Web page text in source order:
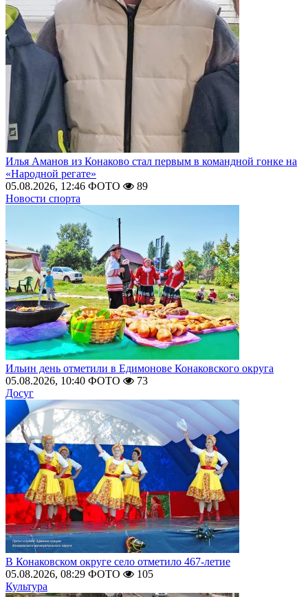
Илья Аманов из Конаково стал первым в командной гонке на
«Народной регате»
05.08.2026, 12:46 ФОТО
89
Новости спорта
Ильин день отметили в Едимонове Конаковского округа
05.08.2026, 10:40 ФОТО
73
Досуг
В Конаковском округе село отметило 467-летие
05.08.2026, 08:29 ФОТО
105
Культура